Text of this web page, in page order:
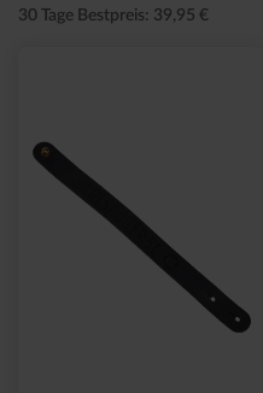
30 Tage Bestpreis: 39,95 €